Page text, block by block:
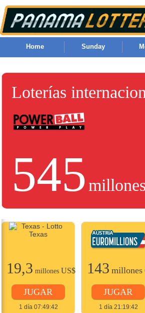
Home Sunday
Loterías
545 millones
19,3 millones US$
JUGAR
1 día 07:49:42
143 millones
JUGAR
1 día 21:19:42